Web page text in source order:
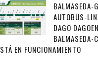
BALMASEDA-
AUTOBUS-
DAGO
BALMASEDA-
EN FUNCIONAMIENTO